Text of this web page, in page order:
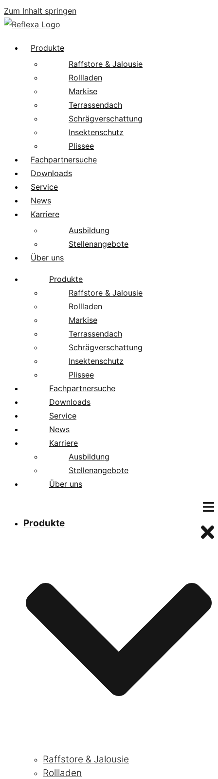
Zum Inhalt springen
Produkte
Raffstore & Jalousie
Rollladen
Markise
Terrassendach
Schrägverschattung
Insektenschutz
Plissee
Fachpartnersuche
Downloads
Service
News
Karriere
Ausbildung
Stellenangebote
Über uns
Produkte
Raffstore & Jalousie
Rollladen
Markise
Terrassendach
Schrägverschattung
Insektenschutz
Plissee
Fachpartnersuche
Downloads
Service
News
Karriere
Ausbildung
Stellenangebote
Über uns
Produkte
Raffstore & Jalousie
Rollladen